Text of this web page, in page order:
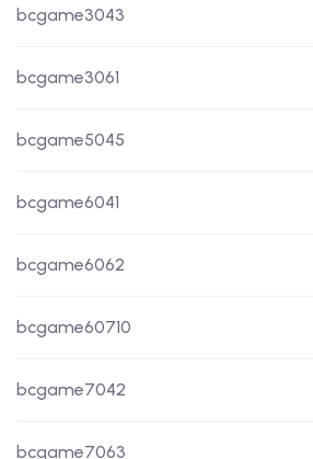
bcgame3043
bcgame3061
bcgame5045
bcgame6041
bcgame6062
bcgame60710
bcgame7042
bcgame7063